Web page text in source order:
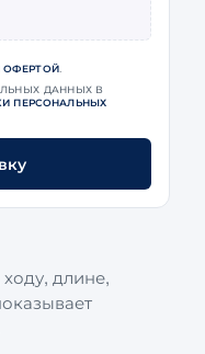
ОФЕРТОЙ.
ДАННЫХ В
ПЕРСОНАЛЬНЫХ
длине,